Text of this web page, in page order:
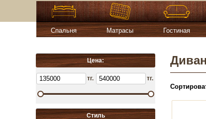
Спальня Матрасы Гостиная
Цена:
тг. тг.
Стиль